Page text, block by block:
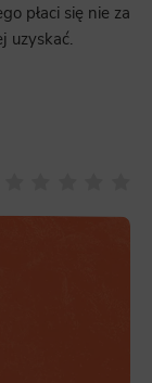
płaci się nie za
uzyskać.